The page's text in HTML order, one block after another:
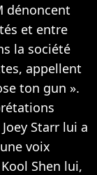
dénoncent
et entre
la société
appellent
ton gun ».
Joey Starr lui a
voix
Shen lui,